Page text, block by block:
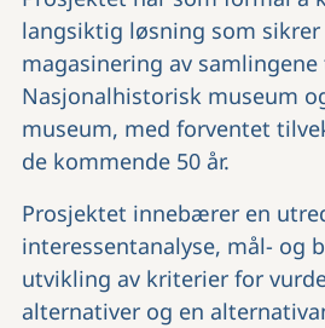
langsiktig løsning som
magasinering av samlingene
Nasjonalhistorisk museum
museum, med forventet
de kommende 50 år.
Prosjektet innebærer en
interessentanalyse, mål- og
utvikling av kriterier for
alternativer og en